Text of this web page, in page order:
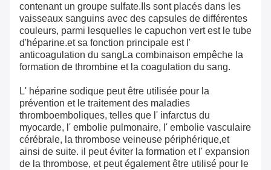
contenant un groupe sulfate.Ils sont placés dans les
vaisseaux sanguins avec des capsules de différentes
couleurs, parmi lesquelles le capuchon vert est le tube
d'héparine.et sa fonction principale est l'
anticoagulation du sangLa combinaison empêche la
formation de thrombine et la coagulation du sang.
L' héparine sodique peut être utilisée pour la
prévention et le traitement des maladies
thromboemboliques, telles que l' infarctus du
myocarde, l' embolie pulmonaire, l' embolie vasculaire
cérébrale, la thrombose veineuse périphérique,et
ainsi de suite. il peut éviter la formation et l' expansion
de la thrombose, et peut également être utilisé pour le